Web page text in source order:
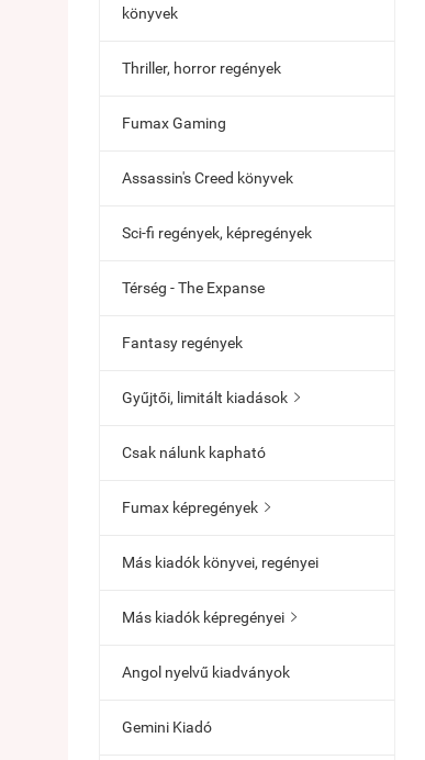
könyvek
Thriller, horror regények
Fumax Gaming
Assassin's Creed könyvek
Sci-fi regények, képregények
Térség - The Expanse
Fantasy regények
Gyűjtői, limitált kiadások 
Csak nálunk kapható
Fumax képregények 
Más kiadók könyvei, regényei
Más kiadók képregényei 
Angol nyelvű kiadványok
Gemini Kiadó